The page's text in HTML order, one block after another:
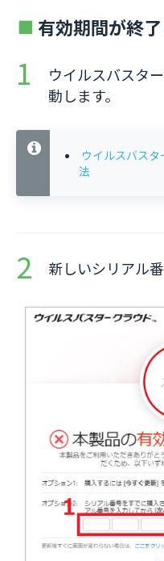
有効期間が終
ウイルスバスタ
動します。
ウイルスバス
法
新しいシリアル